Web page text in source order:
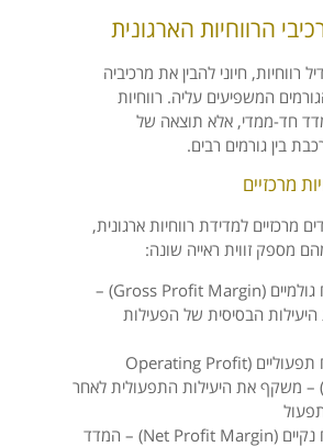
רווחיות, חיוני להבין את מרכיביה
המשפיעים עליה. רווחיות
מדד חד-ממדי, אלא תוצאה של
בין גורמים רבים.
מרכזיים למדידת רווחיות ארגונית,
מספק זווית ראייה שונה:
שולי רווח גולמיים (Gross Profit Margin) –
הבסיסית של הפעילות
שולי רווח תפעוליים (Operating Profit
Margin) – משקף את היעילות התפעולית לאחר
שולי רווח נקיים (Net Profit Margin) – המדד